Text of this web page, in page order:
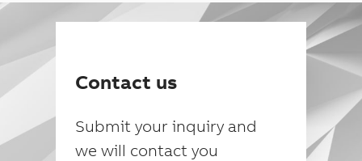
Contact us
Submit your inquiry and
we will contact you